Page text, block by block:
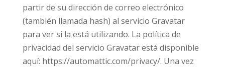
partir de su dirección de correo electrónico
(también llamada hash) al servicio Gravatar
para ver si la está utilizando. La política de
privacidad del servicio Gravatar está disponible
aquí: https://automattic.com/privacy/. Una vez